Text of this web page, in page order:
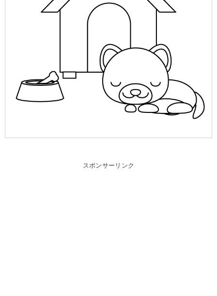
スポンサーリンク